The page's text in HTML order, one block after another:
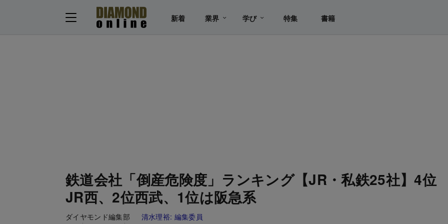
新着 業界 学び 特集 書籍
鉄道会社「倒産危険度」ランキング【JR・私鉄25社】4位
JR西、2位西武、1位は阪急系
ダイヤモンド編集部 清水理裕: 編集委員